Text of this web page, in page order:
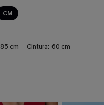
CM
85 cm Cintura: 60 cm